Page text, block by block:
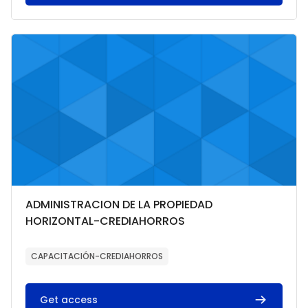
Imagen del curso ADMINISTRACION DE LA PROPIEDAD
Categoría del curso
Nombre del curso
ADMINISTRACION DE LA PROPIEDAD
HORIZONTAL-CREDIAHORROS
CAPACITACIÓN-CREDIAHORROS
Get access